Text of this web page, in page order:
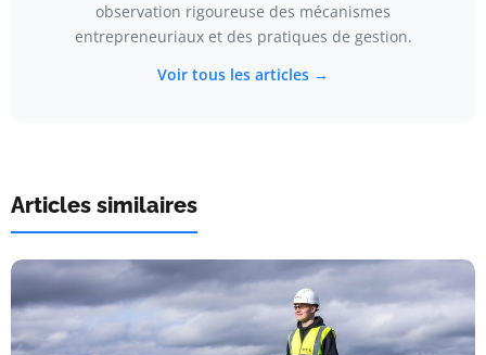
observation rigoureuse des mécanismes
entrepreneuriaux et des pratiques de gestion.
Voir tous les articles →
Articles similaires